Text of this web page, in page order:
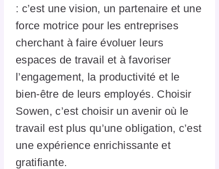
: c’est une vision, un partenaire et une
force motrice pour les entreprises
cherchant à faire évoluer leurs
espaces de travail et à favoriser
l’engagement, la productivité et le
bien-être de leurs employés. Choisir
Sowen, c’est choisir un avenir où le
travail est plus qu’une obligation, c’est
une expérience enrichissante et
gratifiante.